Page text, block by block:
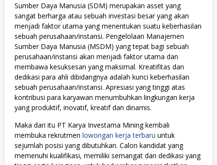
Sumber Daya Manusia (SDM) merupakan asset yang
sangat berharga atau sebuah investasi besar yang akan
menjadi faktor utama yang menentukan suatu keberhasilan
sebuah perusahaan/instansi. Pengelolaan Manajemen
Sumber Daya Manusia (MSDM) yang tepat bagi sebuah
perusahaan/instansi akan menjadi faktor utama dan
membawa kesuksesan yang maksimal. Kreatifitas dan
dedikasi para ahli dibidangnya adalah kunci keberhasilan
sebuah perusahaan/instansi. Apresiasi yang tinggi atas
kontribusi para karyawan menumbuhkan lingkungan kerja
yang produktif, inovatif, kreatif dan dinamis.
Maka dari itu PT Karya Investama Mining kembali
membuka rekrutmen lowongan kerja terbaru untuk
sejumlah posisi yang dibutuhkan. Calon kandidat yang
memenuhi kualifikasi, memiliki semangat dan dedikasi yang